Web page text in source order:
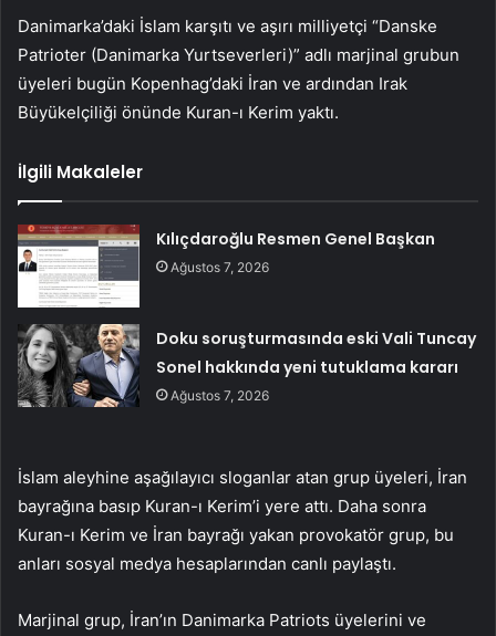
Danimarka’daki İslam karşıtı ve aşırı milliyetçi “Danske
Patrioter (Danimarka Yurtseverleri)” adlı marjinal grubun
üyeleri bugün Kopenhag’daki İran ve ardından Irak
Büyükelçiliği önünde Kuran-ı Kerim yaktı.
İlgili Makaleler
Kılıçdaroğlu Resmen Genel Başkan
Ağustos 7, 2026
Doku soruşturmasında eski Vali Tuncay
Sonel hakkında yeni tutuklama kararı
Ağustos 7, 2026
İslam aleyhine aşağılayıcı sloganlar atan grup üyeleri, İran
bayrağına basıp Kuran-ı Kerim’i yere attı. Daha sonra
Kuran-ı Kerim ve İran bayrağı yakan provokatör grup, bu
anları sosyal medya hesaplarından canlı paylaştı.
Marjinal grup, İran’ın Danimarka Patriots üyelerini ve